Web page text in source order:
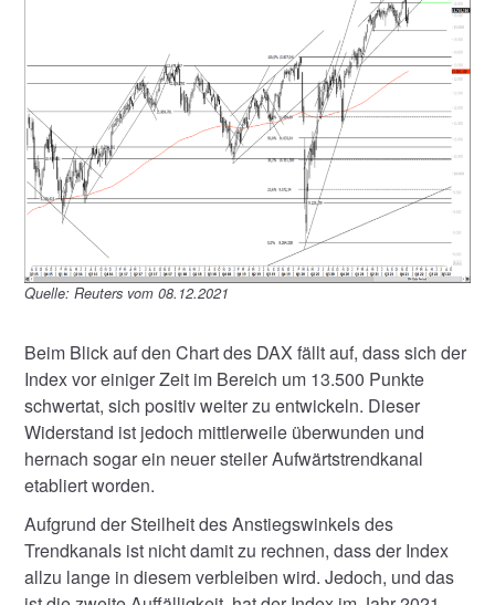
Quelle: Reuters vom 08.12.2021
Beim Blick auf den Chart des DAX fällt auf, dass sich der
Index vor einiger Zeit im Bereich um 13.500 Punkte
schwertat, sich positiv weiter zu entwickeln. Dieser
Widerstand ist jedoch mittlerweile überwunden und
hernach sogar ein neuer steiler Aufwärtstrendkanal
etabliert worden.
Aufgrund der Steilheit des Anstiegswinkels des
Trendkanals ist nicht damit zu rechnen, dass der Index
allzu lange in diesem verbleiben wird. Jedoch, und das